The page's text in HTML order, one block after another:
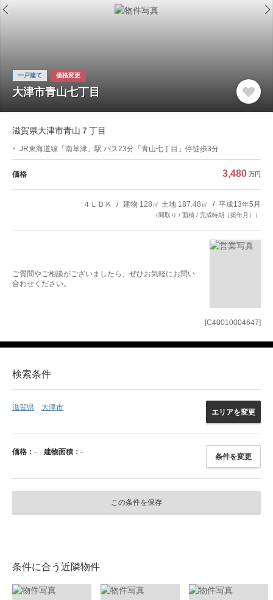
[C40010004647]
一戸建て 価格変更
大津市青山七丁目
滋賀県大津市青山７丁目
JR東海道線「南草津」駅 バス23分「青山七丁目」停徒歩3分
価格 3,480 万円
４ＬＤＫ 建物 128㎡ 土地 187.48㎡ 平成13年5月
（間取り / 面積 / 完成時期（築年月））
ご質問やご相談がございましたら、ぜひお気軽にお問い
合わせください。
検索条件
滋賀県 大津市
エリアを変更
価格： - 建物面積： -
条件を変更
この条件を保存
条件に合う近隣物件